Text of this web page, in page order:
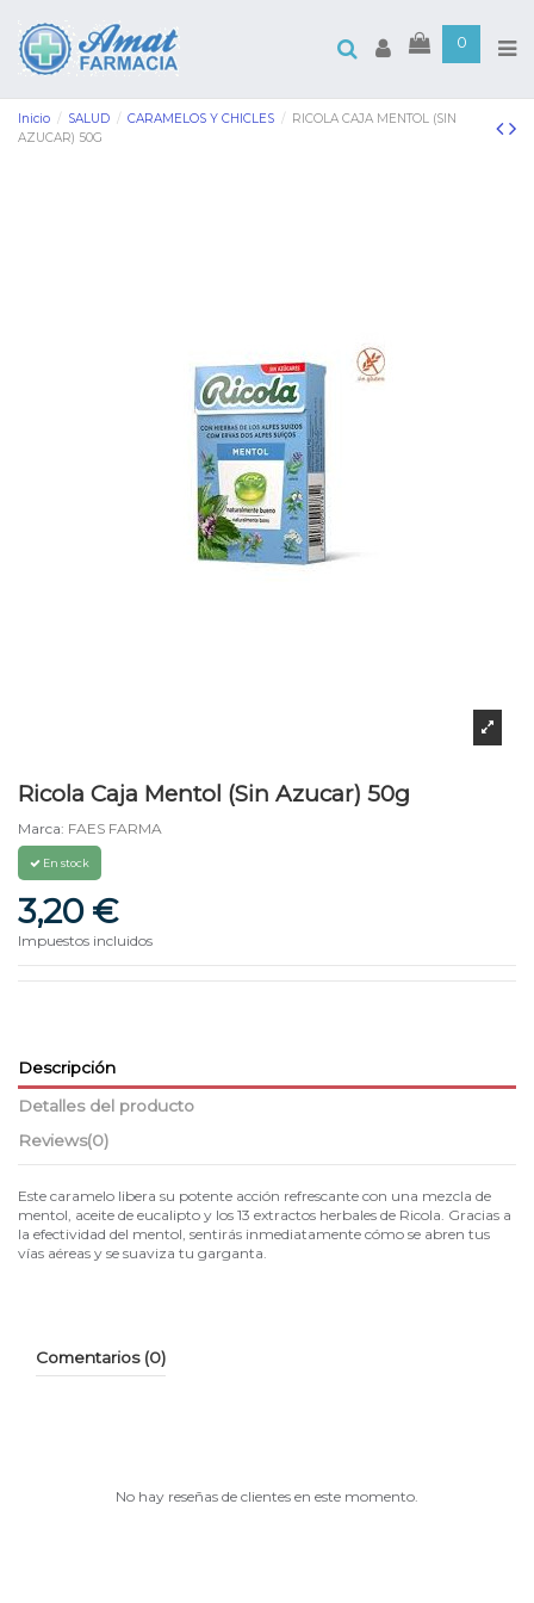
0
Inicio SALUD CARAMELOS Y CHICLES
RICOLA CAJA MENTOL (SIN
AZUCAR) 50G
Ricola Caja Mentol (Sin Azucar) 50g
Marca: FAES FARMA
En stock
3,20 €
Impuestos incluidos
Descripción
Detalles del producto
Reviews(0)
Este caramelo libera su potente acción refrescante con una mezcla de
mentol, aceite de eucalipto y los 13 extractos herbales de Ricola. Gracias a
la efectividad del mentol, sentirás inmediatamente cómo se abren tus
vías aéreas y se suaviza tu garganta.
Comentarios (0)
No hay reseñas de clientes en este momento.